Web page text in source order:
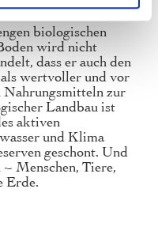
1971. Unsere
biologischen
wird nicht
dass er auch den
wertvoller und vor
Nahrungsmitteln zur
Landbau ist
aktiven
und Klima
geschont. Und
Menschen, Tiere,
Erde.